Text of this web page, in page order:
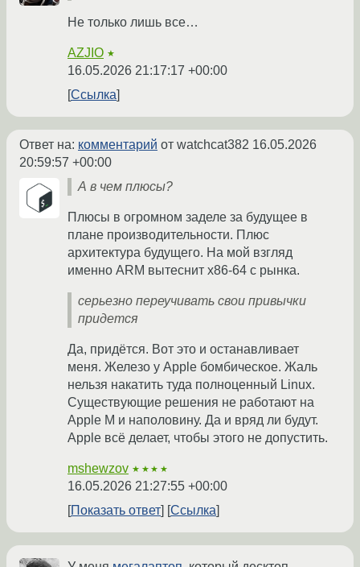
Не только лишь все…
AZJIO ★
16.05.2026 21:17:17 +00:00
Ссылка
Ответ на: комментарий от watchcat382 16.05.2026
20:59:57 +00:00
А в чем плюсы?
Плюсы в огромном заделе за будущее в
плане производительности. Плюс
архитектура будущего. На мой взгляд
именно ARM вытеснит x86-64 с рынка.
серьезно переучивать свои привычки
придется
Да, придётся. Вот это и останавливает
меня. Железо у Apple бомбическое. Жаль
нельзя накатить туда полноценный Linux.
Существующие решения не работают на
Apple M и наполовину. Да и вряд ли будут.
Apple всё делает, чтобы этого не допустить.
mshewzov ★★★★
16.05.2026 21:27:55 +00:00
Показать ответ
Ссылка